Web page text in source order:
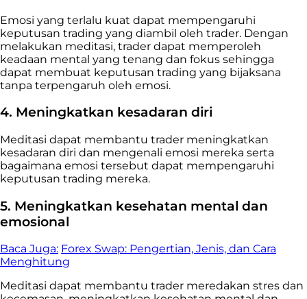
Emosi yang terlalu kuat dapat mempengaruhi
keputusan trading yang diambil oleh trader. Dengan
melakukan meditasi, trader dapat memperoleh
keadaan mental yang tenang dan fokus sehingga
dapat membuat keputusan trading yang bijaksana
tanpa terpengaruh oleh emosi.
4. Meningkatkan kesadaran diri
Meditasi dapat membantu trader meningkatkan
kesadaran diri dan mengenali emosi mereka serta
bagaimana emosi tersebut dapat mempengaruhi
keputusan trading mereka.
5. Meningkatkan kesehatan mental dan
emosional
Baca Juga: Forex Swap: Pengertian, Jenis, dan Cara
Menghitung
Meditasi dapat membantu trader meredakan stres dan